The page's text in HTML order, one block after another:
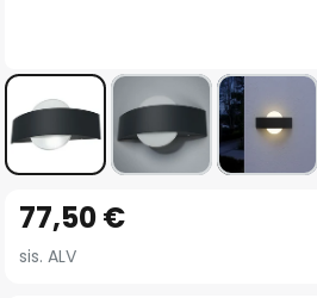
to
the
77,50 €
sis. ALV